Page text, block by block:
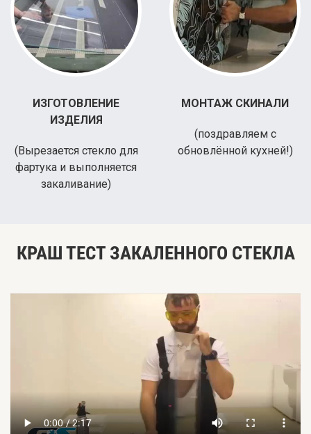
ИЗГОТОВЛЕНИЕ
ИЗДЕЛИЯ
(Вырезается стекло для
фартука и выполняется
закаливание)
МОНТАЖ СКИНАЛИ
(поздравляем с
обновлённой кухней!)
КРАШ ТЕСТ ЗАКАЛЕННОГО СТЕКЛА